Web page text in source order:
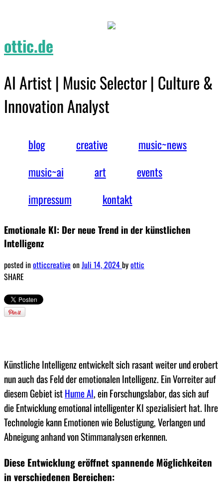
ottic.de
AI Artist | Music Selector | Culture &
Innovation Analyst
blog creative
music~news
music~ai
art
events
impressum
kontakt
Emotionale KI: Der neue Trend in der künstlichen
Intelligenz
posted inotticcreative onJuli 14, 2024byottic
SHARE
Künstliche Intelligenz entwickelt sich rasant weiter und erobert
nun auch das Feld der emotionalen Intelligenz. Ein Vorreiter auf
diesem Gebiet istHume AI, ein Forschungslabor, das sich auf
die Entwicklung emotional intelligenter KI spezialisiert hat. Ihre
Technologie kann Emotionen wie Belustigung, Verlangen und
Abneigung anhand von Stimmanalysen erkennen.
Diese Entwicklung eröffnet spannende Möglichkeiten
in verschiedenen Bereichen: